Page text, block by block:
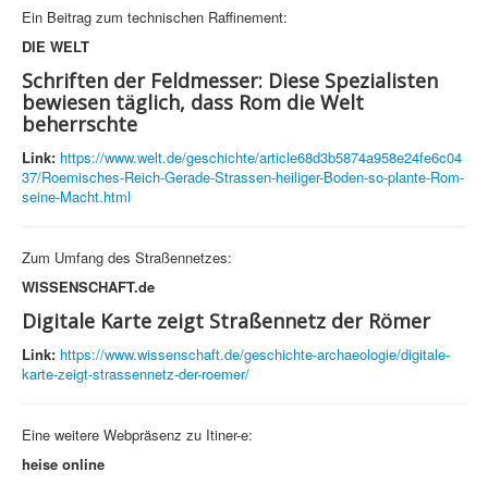
Ein Beitrag zum technischen Raffinement:
DIE WELT
Schriften der Feldmesser: Diese Spezialisten
bewiesen täglich, dass Rom die Welt
beherrschte
Link: https://www.welt.de/geschichte/article68d3b5874a958e24fe6c04
37/Roemisches-Reich-Gerade-Strassen-heiliger-Boden-so-plante-Rom-
seine-Macht.html
Zum Umfang des Straßennetzes:
WISSENSCHAFT.de
Digitale Karte zeigt Straßennetz der Römer
Link: https://www.wissenschaft.de/geschichte-archaeologie/digitale-
karte-zeigt-strassennetz-der-roemer/
Eine weitere Webpräsenz zu Itiner-e:
heise online